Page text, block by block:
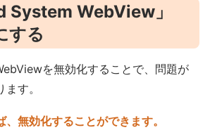
System WebView」
する
を無効化することで、問題が
す。
無効化することができます。